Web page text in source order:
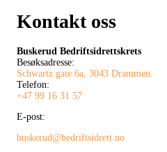
Kontakt oss
Buskerud Bedriftsidrettskrets
Besøksadresse:
Schwartz gate 6a, 3043 Drammen.
Telefon:
+47 99 16 31 57
E-post:
buskerud@bedriftsidrett.no